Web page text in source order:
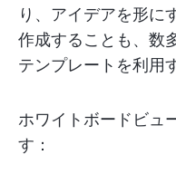
り、アイデアを形に
作成することも、数
テンプレートを利用
ホワイトボードビュ
す：